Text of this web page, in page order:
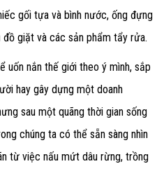
gối tựa và bình nước, ống đựng
giặt và các sản phẩm tẩy rửa.
uốn nắn thế giới theo ý mình, sắp
hay gây dựng một doanh
sau một quãng thời gian sống
chúng ta có thể sẵn sàng nhìn
từ việc nấu mứt dâu rừng, trồng